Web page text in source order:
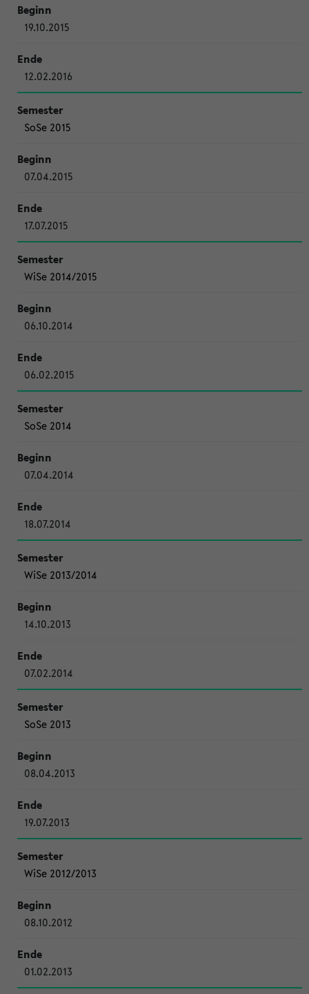
19.10.2015
12.02.2016
SoSe 2015
07.04.2015
17.07.2015
WiSe 2014/2015
06.10.2014
06.02.2015
SoSe 2014
07.04.2014
18.07.2014
WiSe 2013/2014
14.10.2013
07.02.2014
SoSe 2013
08.04.2013
19.07.2013
WiSe 2012/2013
08.10.2012
01.02.2013